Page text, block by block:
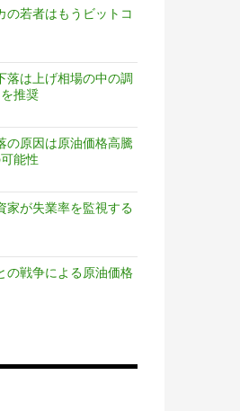
の若者はもうビットコ
落は上げ相場の中の調
推奨
の原因は原油価格高騰
能性
家が失業率を監視する
の戦争による原油価格